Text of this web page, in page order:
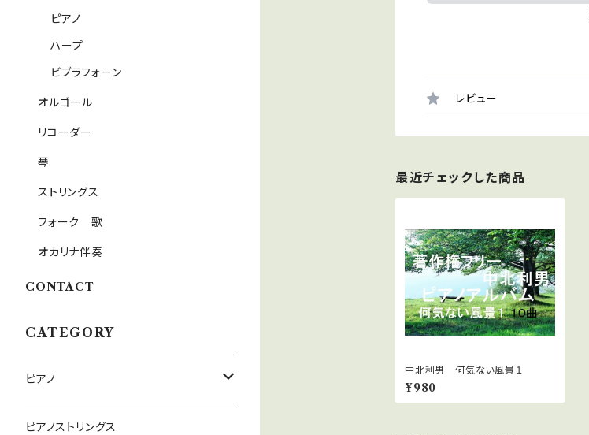
レビュー
最近チェックした商品
中北利男 何気ない風景１
¥980
ピアノ
ハープ
ビブラフォーン
オルゴール
リコーダー
琴
ストリングス
フォーク 歌
オカリナ伴奏
CONTACT
CATEGORY
ピアノ
癒しのピアノ
ピアノストリングス